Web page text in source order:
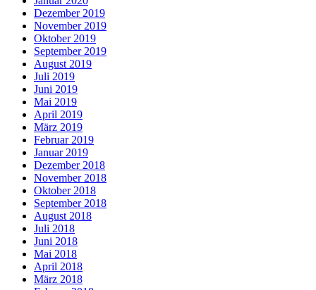
Dezember 2019
November 2019
Oktober 2019
September 2019
August 2019
Juli 2019
Juni 2019
Mai 2019
April 2019
März 2019
Februar 2019
Januar 2019
Dezember 2018
November 2018
Oktober 2018
September 2018
August 2018
Juli 2018
Juni 2018
Mai 2018
April 2018
März 2018